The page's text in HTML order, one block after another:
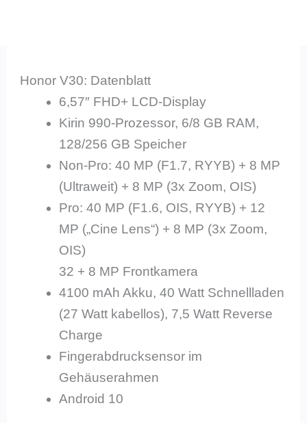
Honor V30: Datenblatt
6,57″ FHD+ LCD-Display
Kirin 990-Prozessor, 6/8 GB RAM,
128/256 GB Speicher
Non-Pro: 40 MP (F1.7, RYYB) + 8 MP
(Ultraweit) + 8 MP (3x Zoom, OIS)
Pro: 40 MP (F1.6, OIS, RYYB) + 12
MP („Cine Lens“) + 8 MP (3x Zoom,
OIS)
32 + 8 MP Frontkamera
4100 mAh Akku, 40 Watt Schnellladen
(27 Watt kabellos), 7,5 Watt Reverse
Charge
Fingerabdrucksensor im
Gehäuserahmen
Android 10